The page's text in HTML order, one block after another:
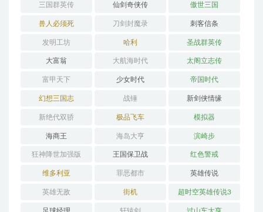
三国群英传 仙剑奇侠传 傲世三国
兽人必须死 刀剑封魔录 刺客信条
发明工坊 哈利 圣战群英传
大富翁 大航海时代 太阁立志传
富甲天下 少女时代 帝国时代
幻想三国志 战锤 新剑侠情缘
新绝代双骄 极品飞车 模拟器
海商王 海岛大亨 滨崎步
狂神降世加强版 王国保卫战 红色警戒
维多利亚 罪恶都市 英雄传说
英雄无敌 街机 超时空英雄传说3